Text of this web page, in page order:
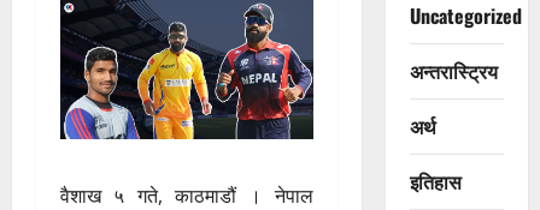
वैशाख ५ गते, काठमाडौं । नेपाल
Uncategorized
अन्तरास्ट्रिय
अर्थ
इतिहास